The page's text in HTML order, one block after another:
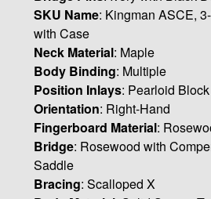
SKU Name: Kingman ASCE,
with Case
Neck Material: Maple
Body Binding: Multiple
Position Inlays: Pearloid Block
Orientation: Right-Hand
Fingerboard Material:
Bridge: Rosewood with
Saddle
Bracing: Scalloped X